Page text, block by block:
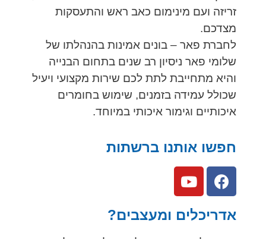
זריזה ועם מינימום כאב ראש והתעסקות
מצדכם.
לחברת פאר – בונים אמינות בהנהלתו של
שלומי פאר ניסיון רב שנים בתחום הבנייה
והיא מתחייבת לתת לכם שירות מקצועי ויעיל
שכולל עמידה בזמנים, שימוש בחומרים
איכותיים וגימור איכותי במיוחד.
חפשו אותנו ברשתות
אדריכלים ומעצבים?